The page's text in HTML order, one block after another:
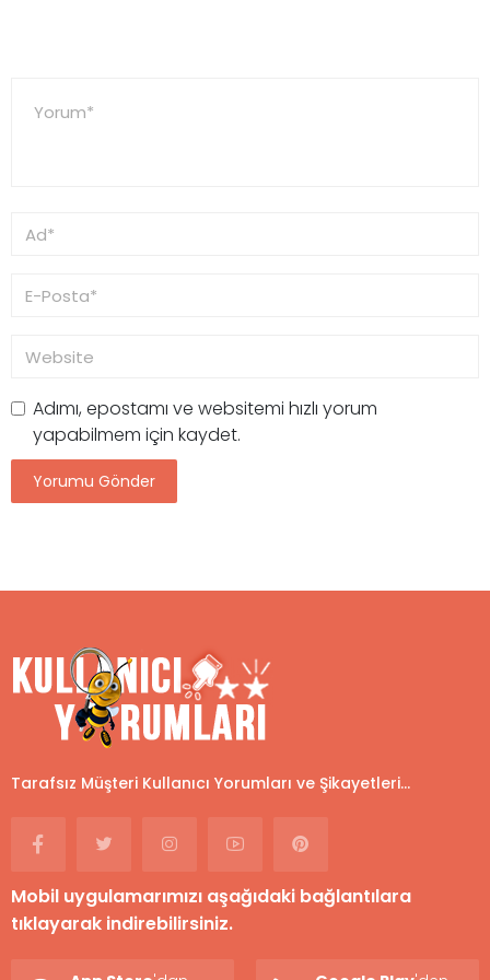
Adımı, epostamı ve websitemi hızlı yorum
yapabilmem için kaydet.
Tarafsız Müşteri Kullanıcı Yorumları ve Şikayetleri...
Mobil uygulamarımızı aşağıdaki bağlantılara
tıklayarak indirebilirsiniz.